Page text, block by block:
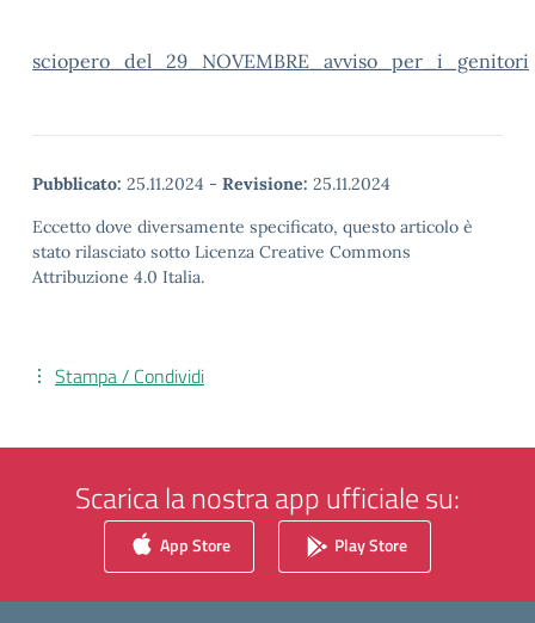
sciopero_del_29_NOVEMBRE_avviso_per_i_genitori
Pubblicato: 25.11.2024 - Revisione: 25.11.2024
Eccetto dove diversamente specificato, questo articolo è
stato rilasciato sotto Licenza Creative Commons
Attribuzione 4.0 Italia.
Stampa / Condividi
Scarica la nostra app ufficiale su:
App Store Play Store